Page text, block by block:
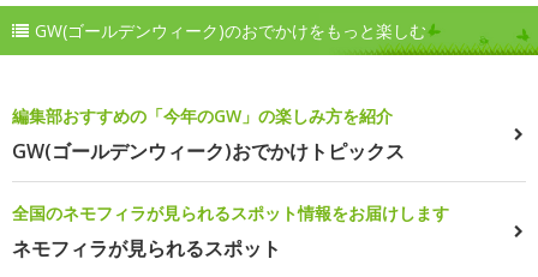
GW(ゴールデンウィーク)のおでかけをもっと楽しむ
編集部おすすめの「今年のGW」の楽しみ方を紹介
GW(ゴールデンウィーク)おでかけトピックス
全国のネモフィラが見られるスポット情報をお届けします
ネモフィラが見られるスポット